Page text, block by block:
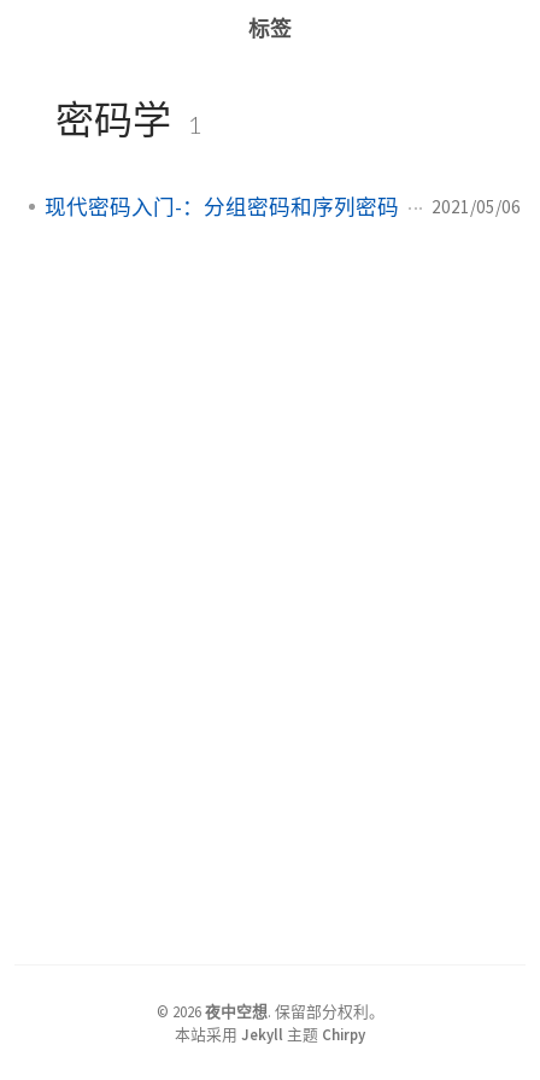
标签
密码学 1
现代密码入门-：分组密码和序列密码 2021/05/06
© 2026 夜中空想. 保留部分权利。
本站采用 Jekyll 主题 Chirpy